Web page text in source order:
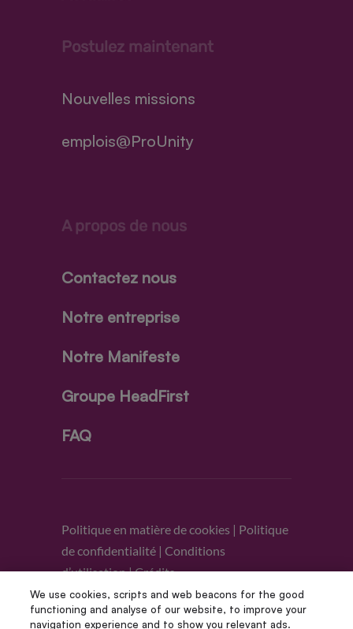
Postulez maintenant
Nouvelles missions
emplois@ProUnity
A propos de nous
Contactez nous
Notre entreprise
Notre Manifeste
Groupe HeadFirst
FAQ
Politique en matière de cookies | Politique
de confidentialité | Conditions
d’utilisation|Crédits
Suivez-nous
We use cookies, scripts and web beacons for the good
functioning and analyse of our website, to improve your
navigation experience and to show you relevant ads.